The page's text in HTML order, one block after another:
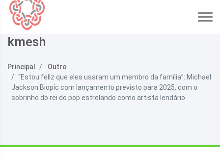
kmesh
Principal
Outro
“Estou feliz que eles usaram um membro da família”: Michael
Jackson Biopic com lançamento previsto para 2025, com o
sobrinho do rei do pop estrelando como artista lendário